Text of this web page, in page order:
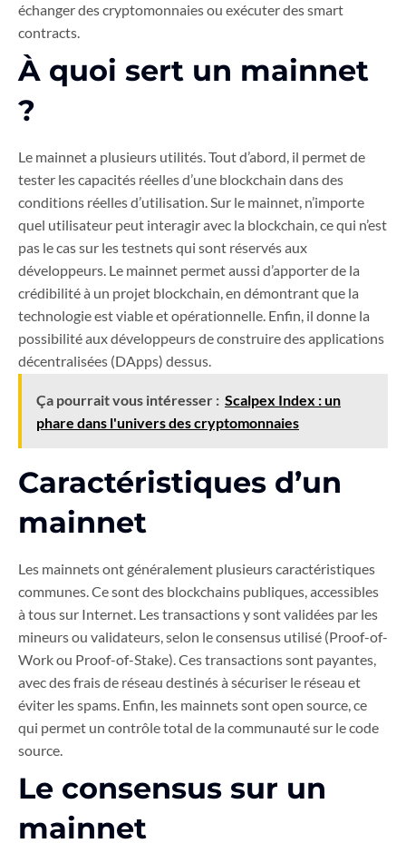
échanger des cryptomonnaies ou exécuter des smart
contracts.
À quoi sert un mainnet
?
Le mainnet a plusieurs utilités. Tout d’abord, il permet de
tester les capacités réelles d’une blockchain dans des
conditions réelles d’utilisation. Sur le mainnet, n’importe
quel utilisateur peut interagir avec la blockchain, ce qui n’est
pas le cas sur les testnets qui sont réservés aux
développeurs. Le mainnet permet aussi d’apporter de la
crédibilité à un projet blockchain, en démontrant que la
technologie est viable et opérationnelle. Enfin, il donne la
possibilité aux développeurs de construire des applications
décentralisées (DApps) dessus.
Ça pourrait vous intéresser : Scalpex Index : un
phare dans l'univers des cryptomonnaies
Caractéristiques d’un
mainnet
Les mainnets ont généralement plusieurs caractéristiques
communes. Ce sont des blockchains publiques, accessibles
à tous sur Internet. Les transactions y sont validées par les
mineurs ou validateurs, selon le consensus utilisé (Proof-of-
Work ou Proof-of-Stake). Ces transactions sont payantes,
avec des frais de réseau destinés à sécuriser le réseau et
éviter les spams. Enfin, les mainnets sont open source, ce
qui permet un contrôle total de la communauté sur le code
source.
Le consensus sur un
mainnet